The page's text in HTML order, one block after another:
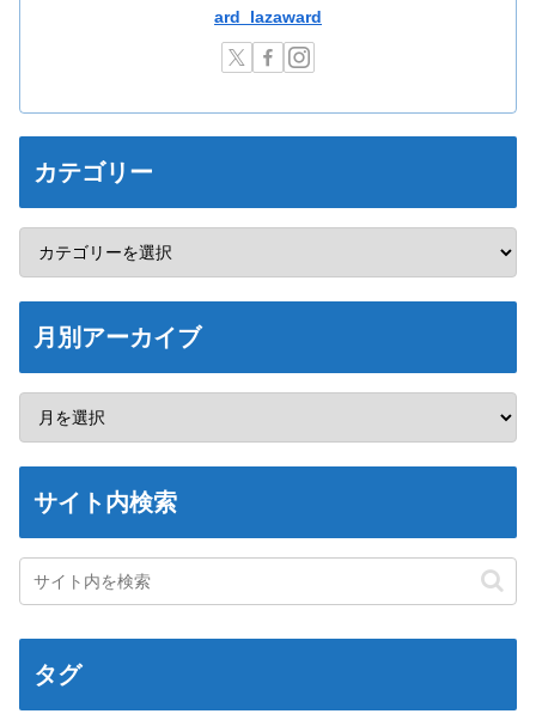
ard_lazaward
カテゴリー
月別アーカイブ
サイト内検索
タグ